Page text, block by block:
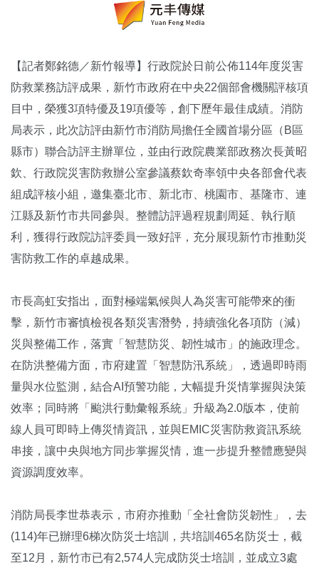
【記者鄭銘德／新竹報導】行政院於日前公佈114年度災害
防救業務訪評成果，新竹市政府在中央22個部會機關評核項
目中，榮獲3項特優及19項優等，創下歷年最佳成績。消防
局表示，此次訪評由新竹市消防局擔任全國首場分區（B區
縣市）聯合訪評主辦單位，並由行政院農業部政務次長黃昭
欽、行政院災害防救辦公室參議蔡欽奇率領中央各部會代表
組成評核小組，邀集臺北市、新北市、桃園市、基隆市、連
江縣及新竹市共同參與。整體訪評過程規劃周延、執行順
利，獲得行政院訪評委員一致好評，充分展現新竹市推動災
害防救工作的卓越成果。
市長高虹安指出，面對極端氣候與人為災害可能帶來的衝
擊，新竹市審慎檢視各類災害潛勢，持續強化各項防（減）
災與整備工作，落實「智慧防災、韌性城市」的施政理念。
在防洪整備方面，市府建置「智慧防汛系統」，透過即時雨
量與水位監測，結合AI預警功能，大幅提升災情掌握與決策
效率；同時將「颱洪行動彙報系統」升級為2.0版本，使前
線人員可即時上傳災情資訊，並與EMIC災害防救資訊系統
串接，讓中央與地方同步掌握災情，進一步提升整體應變與
資源調度效率。
消防局長李世恭表示，市府亦推動「全社會防災韌性」，去
(114)年已辦理6梯次防災士培訓，共培訓465名防災士，截
至12月，新竹市已有2,574人完成防災士培訓，並成立3處